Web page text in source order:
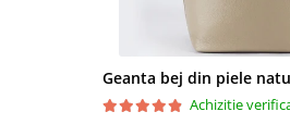
Geanta bej din piele
Achizitie